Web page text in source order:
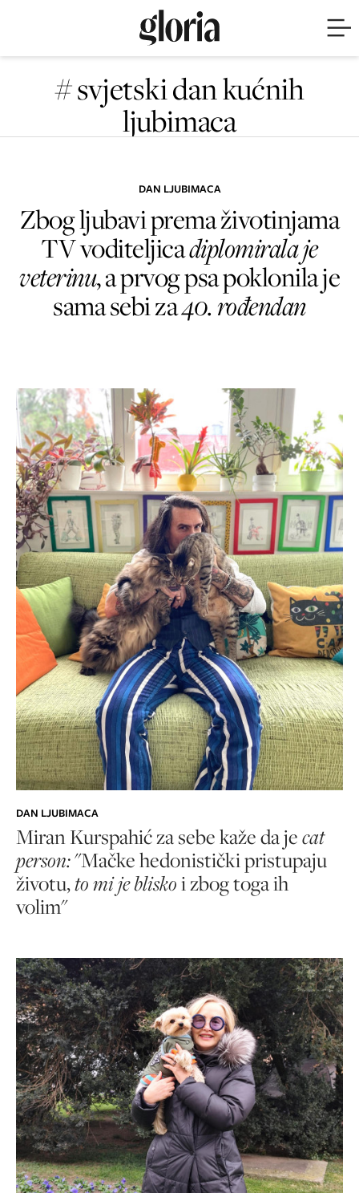
# svjetski dan kućnih
ljubimaca
DAN LJUBIMACA
Zbog ljubavi prema životinjama
TV voditeljicadiplomirala je
veterinu, a prvog psa poklonila je
sama sebi za40. rođendan
DAN LJUBIMACA
Miran Kurspahić za sebe kaže da jecat
person:"Mačke hedonistički pristupaju
životu,to mi je bliskoi zbog toga ih
volim"